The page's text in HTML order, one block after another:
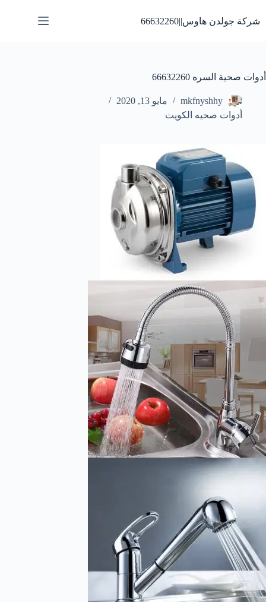
إلى
المحتوى
شركة جولدن هاوس||66632260
أدوات صحية السره 66632260
mkfnyshhy
مايو 13, 2020
أدوات صحيه الكويت